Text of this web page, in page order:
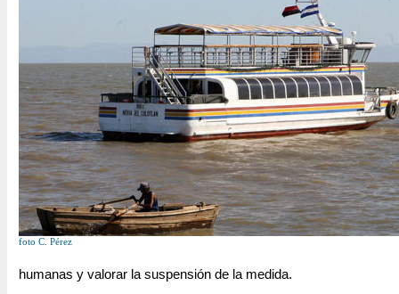
foto C. Pérez
humanas y valorar la suspensión de la medida.